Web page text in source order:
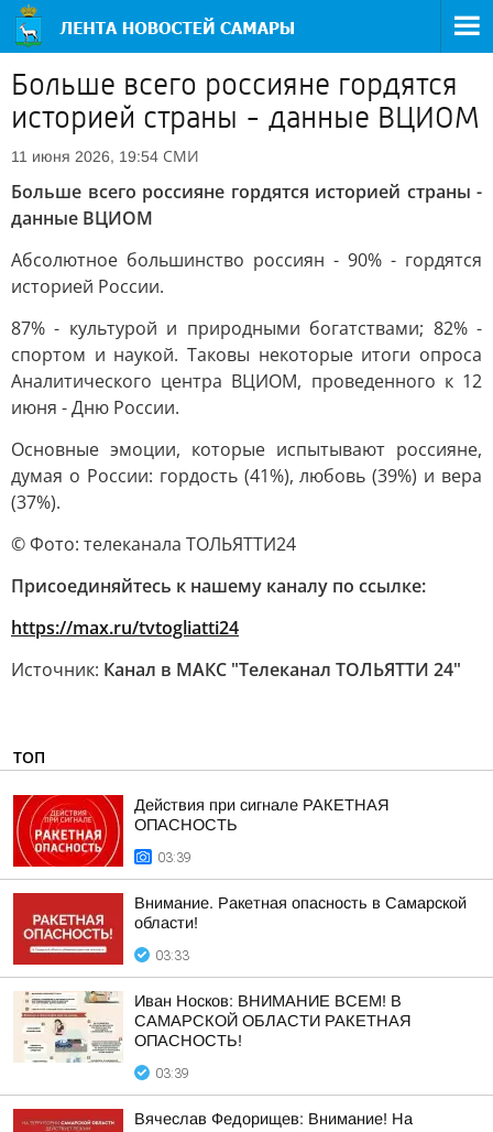
Больше всего россияне гордятся
историей страны - данные ВЦИОМ
11 июня 2026, 19:54 СМИ
Больше всего россияне гордятся историей страны -
данные ВЦИОМ
Абсолютное большинство россиян - 90% - гордятся
историей России.
87% - культурой и природными богатствами; 82% -
спортом и наукой. Таковы некоторые итоги опроса
Аналитического центра ВЦИОМ, проведенного к 12
июня - Дню России.
Основные эмоции, которые испытывают россияне,
думая о России: гордость (41%), любовь (39%) и вера
(37%).
© Фото: телеканала ТОЛЬЯТТИ24
Присоединяйтесь к нашему каналу по ссылке:
https://max.ru/tvtogliatti24
Источник: Канал в МАКС "Телеканал ТОЛЬЯТТИ 24"
ТОП
Действия при сигнале РАКЕТНАЯ
ОПАСНОСТЬ
03:39
Внимание. Ракетная опасность в Самарской
области!
03:33
Иван Носков: ВНИМАНИЕ ВСЕМ! В
САМАРСКОЙ ОБЛАСТИ РАКЕТНАЯ
ОПАСНОСТЬ!
03:39
Вячеслав Федорищев: Внимание! На